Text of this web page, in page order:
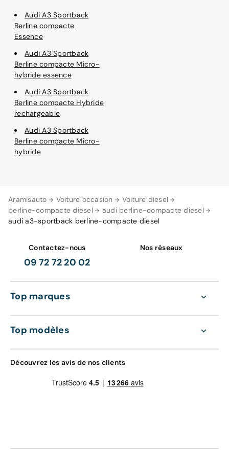
Aramisauto Voiture occasion
Voiture diesel
berline-compacte diesel
audi berline-compacte diesel
audi a3-sportback berline-compacte diesel
Audi A3 Sportback
Berline compacte
Essence
Audi A3 Sportback
Berline compacte Micro-
hybride essence
Audi A3 Sportback
Berline compacte Hybride
rechargeable
Audi A3 Sportback
Berline compacte Micro-
hybride
Contactez-nous
09 72 72 20 02
Nos réseaux
Top marques
Top modèles
Découvrez les avis de nos clients